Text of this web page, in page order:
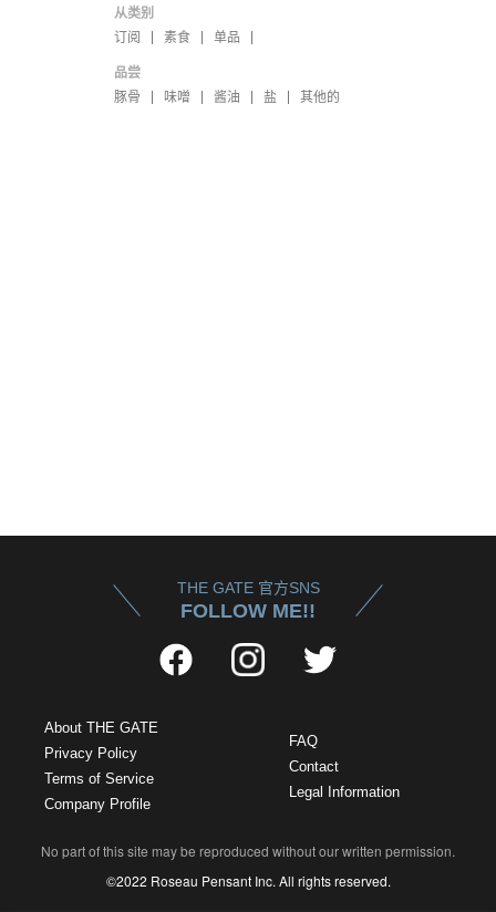
从类别
订阅
素食 单品
品尝
豚骨
味噌 酱油 盐 其他的
THE GATE 官方SNS
FOLLOW ME!!
About THE GATE
Privacy Policy
Terms of Service
Company Profile
FAQ
Contact
Legal Information
No part of this site may be reproduced without our written permission.
©2022 Roseau Pensant Inc. All rights reserved.